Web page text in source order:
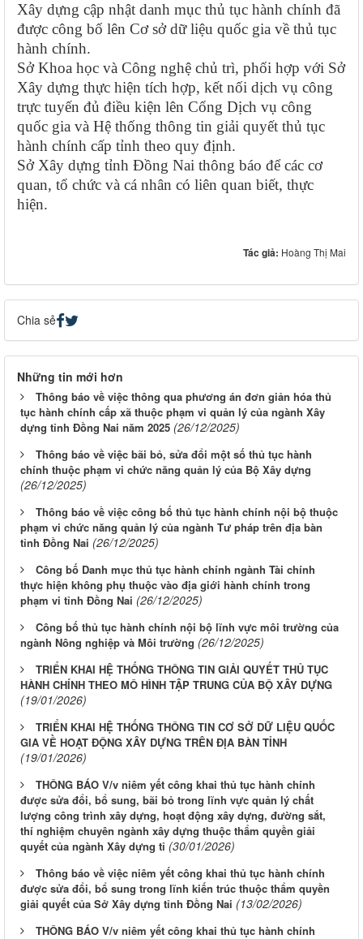
Xây dựng cập nhật danh mục thủ tục hành chính đã
được công bố lên Cơ sở dữ liệu quốc gia về thủ tục
hành chính.
Sở Khoa học và Công nghệ chủ trì, phối hợp với Sở
Xây dựng thực hiện tích hợp, kết nối dịch vụ công
trực tuyến đủ điều kiện lên Cổng Dịch vụ công
quốc gia và Hệ thống thông tin giải quyết thủ tục
hành chính cấp tỉnh theo quy định.
Sở Xây dựng tỉnh Đồng Nai thông báo để các cơ
quan, tổ chức và cá nhân có liên quan biết, thực
hiện.
Tác giả: Hoàng Thị Mai
Chia sẻ
Những tin mới hơn
Thông báo về việc thông qua phương án đơn giản hóa thủ
tục hành chính cấp xã thuộc phạm vi quản lý của ngành Xây
dựng tỉnh Đồng Nai năm 2025 (26/12/2025)
Thông báo về việc bãi bỏ, sửa đổi một số thủ tục hành
chính thuộc phạm vi chức năng quản lý của Bộ Xây dựng
(26/12/2025)
Thông báo về việc công bố thủ tục hành chính nội bộ thuộc
phạm vi chức năng quản lý của ngành Tư pháp trên địa bàn
tỉnh Đồng Nai (26/12/2025)
Công bố Danh mục thủ tục hành chính ngành Tài chính
thực hiện không phụ thuộc vào địa giới hành chính trong
phạm vi tỉnh Đồng Nai (26/12/2025)
Công bố thủ tục hành chính nội bộ lĩnh vực môi trường của
ngành Nông nghiệp và Môi trường (26/12/2025)
TRIỂN KHAI HỆ THỐNG THÔNG TIN GIẢI QUYẾT THỦ TỤC
HÀNH CHÍNH THEO MÔ HÌNH TẬP TRUNG CỦA BỘ XÂY DỰNG
(19/01/2026)
TRIỂN KHAI HỆ THỐNG THÔNG TIN CƠ SỞ DỮ LIỆU QUỐC
GIA VỀ HOẠT ĐỘNG XÂY DỰNG TRÊN ĐỊA BÀN TỈNH
(19/01/2026)
THÔNG BÁO V/v niêm yết công khai thủ tục hành chính
được sửa đổi, bổ sung, bãi bỏ trong lĩnh vực quản lý chất
lượng công trình xây dựng, hoạt động xây dựng, đường sắt,
thí nghiệm chuyên ngành xây dựng thuộc thẩm quyền giải
quyết của ngành Xây dựng tỉ (30/01/2026)
Thông báo về việc niêm yết công khai thủ tục hành chính
được sửa đổi, bổ sung trong lĩnh kiến trúc thuộc thẩm quyền
giải quyết của Sở Xây dựng tỉnh Đồng Nai (13/02/2026)
THÔNG BÁO V/v niêm yết công khai thủ tục hành chính